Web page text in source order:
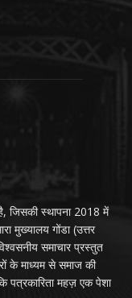
जिसकी स्थापना 2018 में
मुख्यालय गोंडा (उत्तर
समाचार प्रस्तुत
के माध्यम से समाज की
पत्रकारिता महज़ एक पेशा